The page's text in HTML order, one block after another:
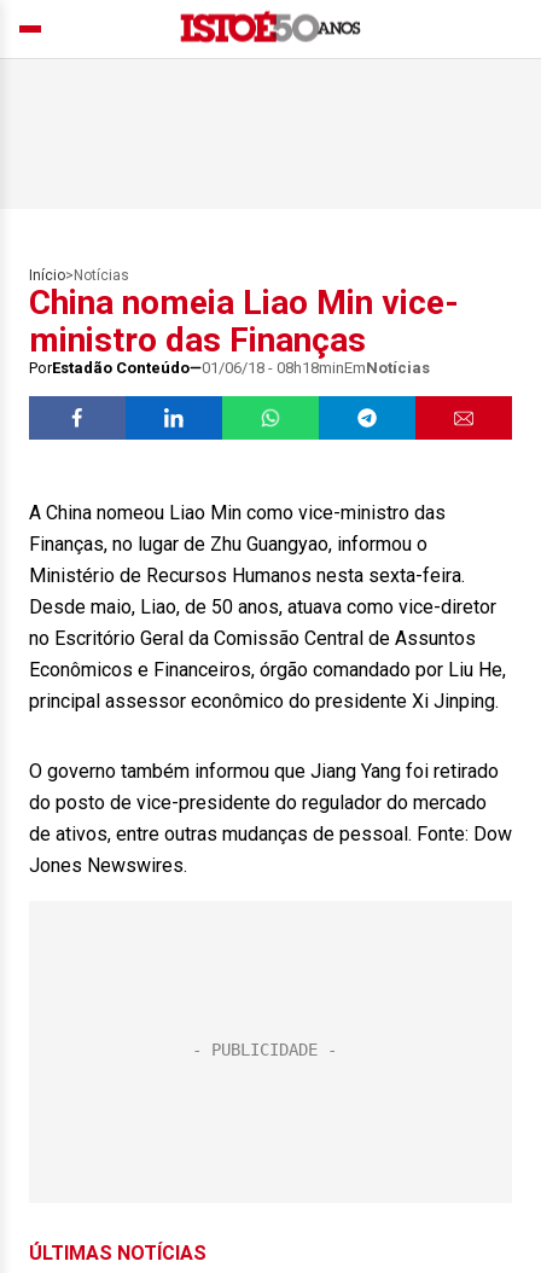
Início> Notícias
China nomeia Liao Min vice-
ministro das Finanças
PorEstadão Conteúdo 01/06/18 - 08h18minEmNotícias
A China nomeou Liao Min como vice-ministro das
Finanças, no lugar de Zhu Guangyao, informou o
Ministério de Recursos Humanos nesta sexta-feira.
Desde maio, Liao, de 50 anos, atuava como vice-diretor
no Escritório Geral da Comissão Central de Assuntos
Econômicos e Financeiros, órgão comandado por Liu He,
principal assessor econômico do presidente Xi Jinping.
O governo também informou que Jiang Yang foi retirado
do posto de vice-presidente do regulador do mercado
de ativos, entre outras mudanças de pessoal. Fonte: Dow
Jones Newswires.